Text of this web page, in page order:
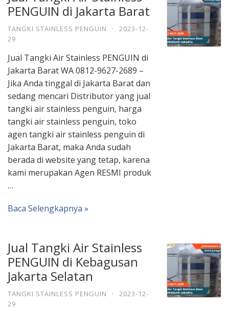
PENGUIN di Jakarta Barat
TANGKI STAINLESS PENGUIN ·
2023-12-
29
Jual Tangki Air Stainless PENGUIN di
Jakarta Barat WA 0812-9627-2689 –
Jika Anda tinggal di Jakarta Barat dan
sedang mencari Distributor yang jual
tangki air stainless penguin, harga
tangki air stainless penguin, toko
agen tangki air stainless penguin di
Jakarta Barat, maka Anda sudah
berada di website yang tetap, karena
kami merupakan Agen RESMI produk
…
Baca Selengkapnya »
Jual Tangki Air Stainless
PENGUIN di Kebagusan
Jakarta Selatan
TANGKI STAINLESS PENGUIN ·
2023-12-
29